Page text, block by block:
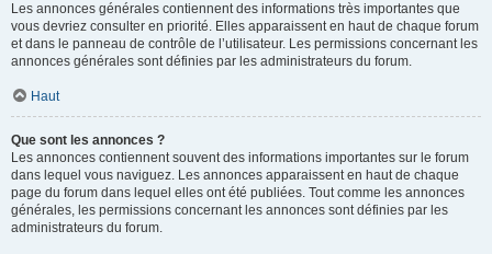
Les annonces générales contiennent des informations très importantes que
vous devriez consulter en priorité. Elles apparaissent en haut de chaque forum
et dans le panneau de contrôle de l’utilisateur. Les permissions concernant les
annonces générales sont définies par les administrateurs du forum.
Haut
Que sont les annonces ?
Les annonces contiennent souvent des informations importantes sur le forum
dans lequel vous naviguez. Les annonces apparaissent en haut de chaque
page du forum dans lequel elles ont été publiées. Tout comme les annonces
générales, les permissions concernant les annonces sont définies par les
administrateurs du forum.